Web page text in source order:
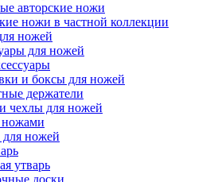
авторские ножи
ножи в частной коллекции
ножей
для ножей
и боксы для ножей
держатели
чехлы для ножей
ножами
ножей
утварь
доски